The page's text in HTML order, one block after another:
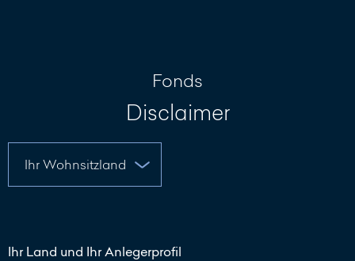
Fonds
Disclaimer
Ihr Land und Ihr Anlegerprofil